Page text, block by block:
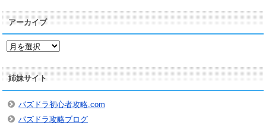
アーカイブ
ア
カ
イ
ブ
姉妹サイト
パズドラ初心者攻略.com
パズドラ攻略ブログ